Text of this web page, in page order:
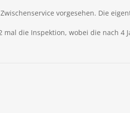
vorgesehen. Die
die Inspektion, wobei die nach 4